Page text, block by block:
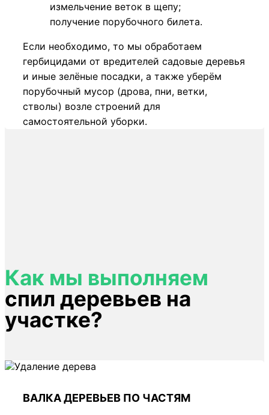
измельчение веток в щепу;
получение порубочного билета.
Если необходимо, то мы обработаем
гербицидами от вредителей садовые деревья
и иные зелёные посадки, а также уберём
порубочный мусор (дрова, пни, ветки,
стволы) возле строений для
самостоятельной уборки.
Как мы выполняем
спил деревьев на
участке?
ВАЛКА ДЕРЕВЬЕВ ПО ЧАСТЯМ